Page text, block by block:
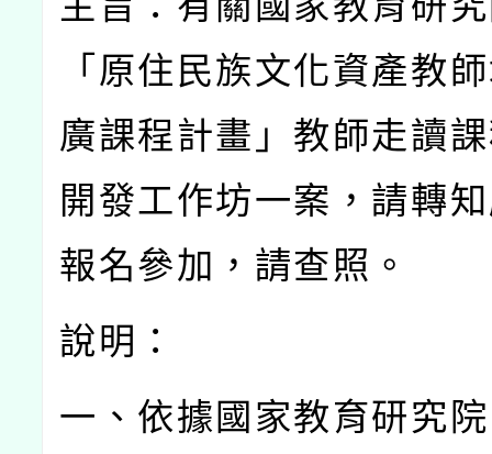
「原住民族文化資產教
廣課程計畫」教師走讀
開發工作坊一案，請轉
報名參加，請查照。
說明：
一、依據國家教育研究